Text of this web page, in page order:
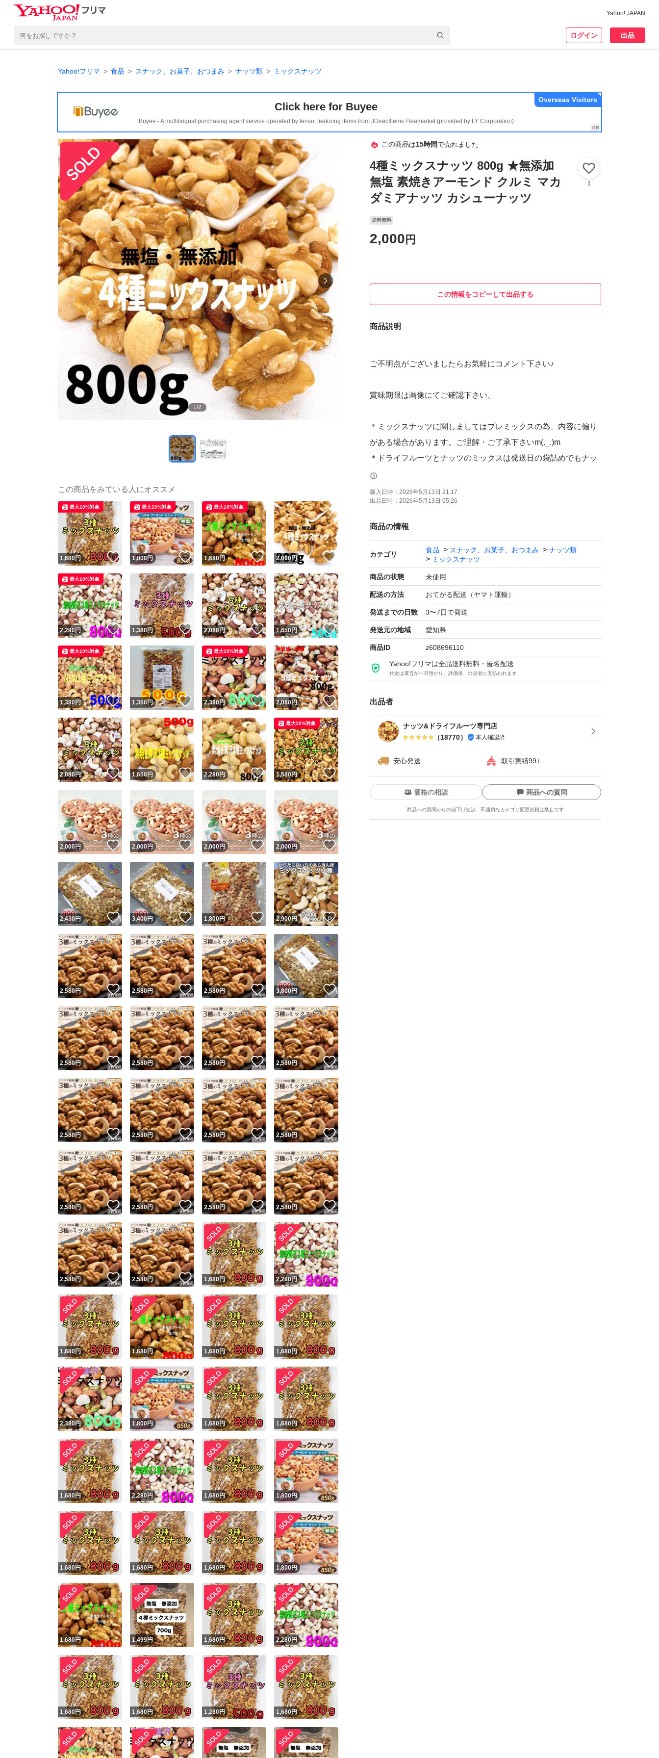
Yahoo! JAPAN
ログイン 出品
Yahoo!フリマ 食品 スナック、お菓子、おつまみ ナッツ類 ミックスナッツ
Click here for Buyee
Buyee - A multilingual purchasing agent service operated by tenso, featuring items from JDirectItems Fleamarket (provided by LY Corporation)
Overseas Visitors
1/2
この商品は15時間で売れました
4種ミックスナッツ 800g ★無添加
無塩 素焼きアーモンド クルミ マカ
ダミアナッツ カシューナッツ
1
送料無料
2,000 円
この情報をコピーして出品する
商品説明
ご不明点がございましたらお気軽にコメント下さい♪
賞味期限は画像にてご確認下さい、
＊ミックスナッツに関しましてはプレミックスの為、内容に偏り
がある場合があります。ご理解・ご了承下さいm(._.)m
＊ドライフルーツとナッツのミックスは発送日の袋詰めでもナッ
ツがしけてしまう可能性がございます。ご理解・ご了承下さい。
ご不明点があればコメントよろしくお願いいたします。
低糖質
ローカーボ
おつまみ
お菓子作り
ミックスナッツ
おやつ
ギルトフリー
ダイエット
カシューナッツ
種類ミックスナッツ
購入日時： 2026年5月13日 21:17
出品日時： 2026年5月13日 05:26
商品の情報
カテゴリ
食品 スナック、お菓子、おつまみ
ナッツ類
ミックスナッツ
商品の状態 未使用
配送の方法 おてがる配送（ヤマト運輸）
発送までの日数 3〜7日で発送
発送元の地域 愛知県
商品ID z608696110
Yahoo!フリマは全品送料無料・匿名配送
代金は運営が一旦預かり、評価後、出品者に支払われます
出品者
ナッツ&ドライフルーツ専門店
（18770） 本人確認済
安心発送 取引実績99+
ユーザーの実績について
Yahoo!フリマが定めた一定の基準を満たしたユーザーにバッジを付与しています
安心取引出品者
安心取引出品者 Yahoo!フリマの基準をクリアした安心・安全なユーザーです
取引実績
取引実績◯+ このユーザーはYahoo!フリマの取引を完了させた実績があります
他フリマ実績◯+ このユーザーは他フリマサービスでの取引実績があります
スピード&安心発送
※このバッジは実績に基づく表示であり、発送を保証しているものではありません
スピード＆安心発送
このユーザーは高頻度で24時間以内＆設定した発送日数内に発送してい
ます
スピード発送 このユーザーは高頻度で24時間以内に発送しています
安心発送 このユーザーは設定した発送日数内に発送しています
価格の相談 商品への質問
商品への質問からの値下げ交渉、不適切なカテゴリ変更依頼は禁止です
この商品の情報をコピーします
商品画像の無断転載は禁止されています
コピーは1商品につき1回です
出品ページへ
キャンセル
この商品をみている人にオススメ
1,680円 いいね！
最大10%対象
1,800円 いいね！
最大10%対象
1,680円 いいね！
最大10%対象
2,000円
2,280円 いいね！
最大10%対象
1,380円 いいね！
2,080円 いいね！
1,650円 いいね！
1,380円 いいね！
最大10%対象
1,350円 いいね！
2,380円 いいね！
最大10%対象
2,080円 いいね！
2,080円 いいね！
1,650円 いいね！
2,280円 いいね！
1,580円 いいね！
最大10%対象
2,000円 いいね！
2,000円 いいね！
2,000円 いいね！
2,000円
2,430円 いいね！
3,400円 いいね！
1,800円 いいね！
2,900円 いいね！
2,580円 いいね！
2,580円 いいね！
2,580円 いいね！
3,800円 いいね！
2,580円 いいね！
2,580円 いいね！
2,580円 いいね！
2,580円 いいね！
2,580円 いいね！
2,580円 いいね！
2,580円 いいね！
2,580円 いいね！
2,580円 いいね！
2,580円 いいね！
2,580円 いいね！
2,580円 いいね！
2,580円 いいね！
2,580円 いいね！
1,680円 2,280円
1,680円 1,680円 1,680円 1,680円
2,380円 1,800円 1,680円 1,680円
1,680円 2,280円 1,680円 1,800円
1,680円 1,680円 1,680円 1,800円
1,680円 1,499円 1,680円 2,280円
1,680円 1,680円 1,280円 1,680円